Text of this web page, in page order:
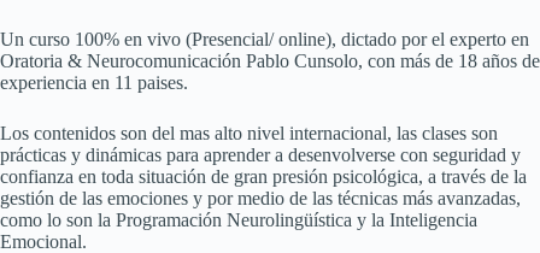
Un curso 100% en vivo (Presencial/ online), dictado por el experto en
Oratoria & Neurocomunicación Pablo Cunsolo, con más de 18 años de
experiencia en 11 paises.
Los contenidos son del mas alto nivel internacional, las clases son
prácticas y dinámicas para aprender a desenvolverse con seguridad y
confianza en toda situación de gran presión psicológica, a través de la
gestión de las emociones y por medio de las técnicas más avanzadas,
como lo son la Programación Neurolingüística y la Inteligencia
Emocional.